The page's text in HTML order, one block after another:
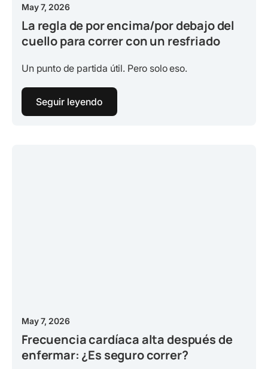
May 7, 2026
La regla de por encima/por debajo del
cuello para correr con un resfriado
Un punto de partida útil. Pero solo eso.
Seguir leyendo
May 7, 2026
Frecuencia cardíaca alta después de
enfermar: ¿Es seguro correr?